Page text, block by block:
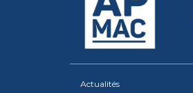
Actualités